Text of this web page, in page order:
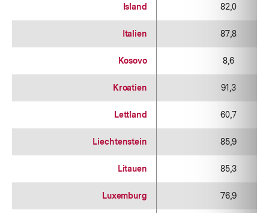
Island 82,0
Italien 87,8
Kosovo 8,6
Kroatien 91,3
Lettland 60,7
Liechtenstein 85,9
Litauen 85,3
Luxemburg 76,9